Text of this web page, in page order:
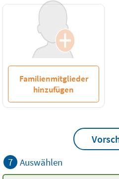
Familienmitglieder
hinzufügen
7 Auswählen